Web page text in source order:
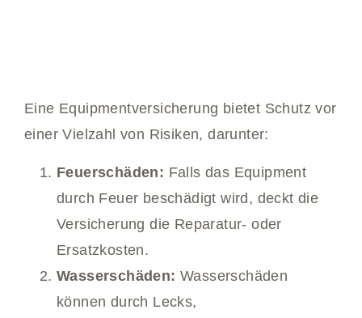
Eine Equipmentversicherung bietet Schutz vor
einer Vielzahl von Risiken, darunter:
Feuerschäden: Falls das Equipment
durch Feuer beschädigt wird, deckt die
Versicherung die Reparatur- oder
Ersatzkosten.
Wasserschäden: Wasserschäden
können durch Lecks,